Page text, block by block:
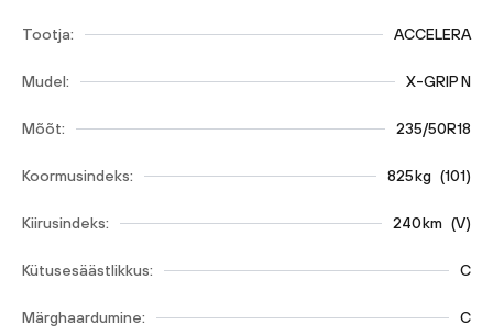
Tootja: ACCELERA
Mudel: X-GRIP N
Mõõt: 235/50R18
Koormusindeks: 825kg (101)
Kiirusindeks: 240km (V)
Kütusesäästlikkus: C
Märghaardumine: C